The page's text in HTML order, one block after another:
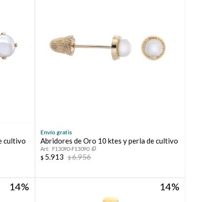
cultivo
Envío gratis
Abridores de Oro 10 ktes y perla de cultivo
F13090-F13090
$ 5.913 $6.956
14 14